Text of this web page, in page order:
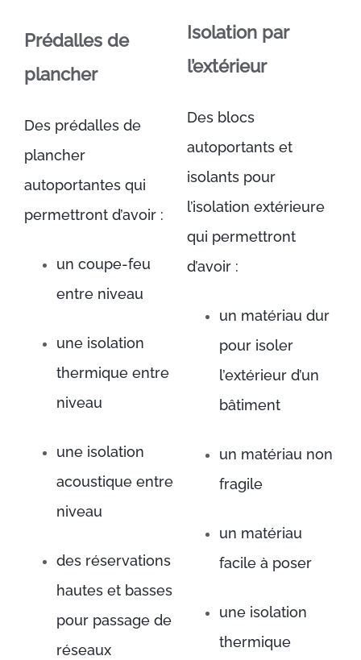
Prédalles de
plancher
Des prédalles de
plancher
autoportantes qui
permettront d’avoir :
un coupe-feu
entre niveau
une isolation
thermique entre
niveau
une isolation
acoustique entre
niveau
des réservations
hautes et basses
pour passage de
réseaux
Isolation par
l’extérieur
Des blocs
autoportants et
isolants pour
l’isolation extérieure
qui permettront
d’avoir :
un matériau dur
pour isoler
l’extérieur d’un
bâtiment
un matériau non
fragile
un matériau
facile à poser
une isolation
thermique